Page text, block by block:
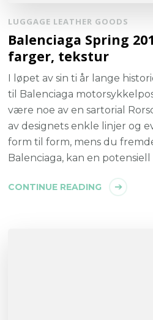
LUGGAGE LEATHER GOODS
Balenciaga Spring
farger, tekstur
I løpet av sin ti år lange
til Balenciaga
være noe av en sartorial
av designets enkle linjer og
form til form, mens du
Balenciaga, kan en
CONTINUE READING